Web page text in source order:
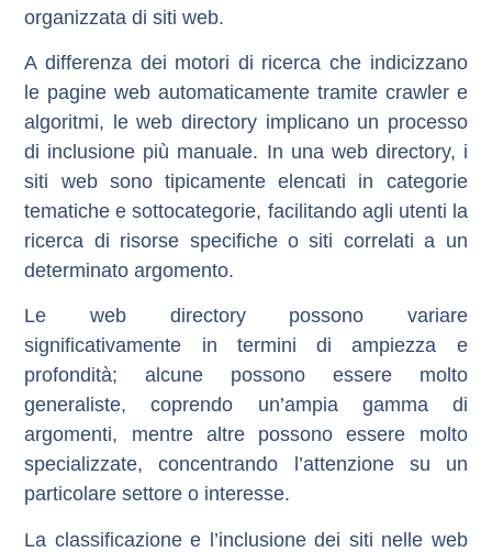
organizzata di siti web.
A differenza dei motori di ricerca che indicizzano
le pagine web automaticamente tramite crawler e
algoritmi, le web directory implicano un processo
di inclusione più manuale. In una web directory, i
siti web sono tipicamente elencati in categorie
tematiche e sottocategorie, facilitando agli utenti la
ricerca di risorse specifiche o siti correlati a un
determinato argomento.
Le web directorypossono variare
significativamente in termini di ampiezza e
profondità; alcune possono essere molto
generaliste, coprendo un’ampia gamma di
argomenti, mentre altre possono essere molto
specializzate, concentrando l’attenzione su un
particolare settore o interesse.
La classificazione e l’inclusione dei siti nelle web